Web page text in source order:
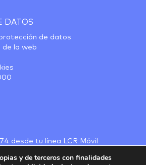
DATOS
de datos
de la web
desde tu línea LCR Móvil
y de terceros con finalidades